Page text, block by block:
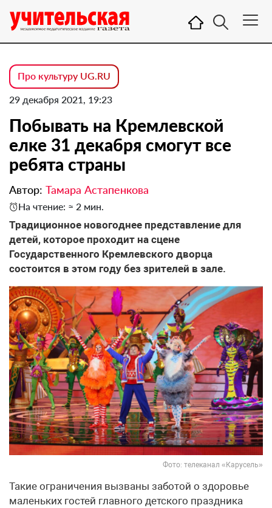
Про культуру UG.RU
29 декабря 2021, 19:23
Побывать на Кремлевской
елке 31 декабря смогут все
ребята страны
Автор: Тамара Астапенкова
На чтение: ≈ 2 мин.
Традиционное новогоднее представление для
детей, которое проходит на сцене
Государственного Кремлевского дворца
состоится в этом году без зрителей в зале.
Фото: телеканал «Карусель»
Такие ограничения вызваны заботой о здоровье
маленьких гостей главного детского праздника